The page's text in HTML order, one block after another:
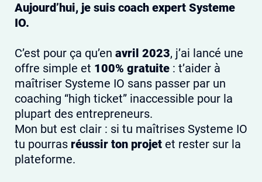
Aujourd’hui, je suis coach expert Systeme
IO.
C’est pour ça qu’en avril 2023, j’ai lancé une
offre simple et 100% gratuite : t’aider à
maîtriser Systeme IO sans passer par un
coaching “high ticket” inaccessible pour la
plupart des entrepreneurs.
Mon but est clair : si tu maîtrises Systeme IO
tu pourras réussir ton projet et rester sur la
plateforme.